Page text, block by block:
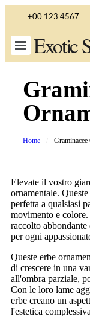
+00 123 4567
Exotic
Home
Elevate il vostro
ornamentale.
perfetta a qualsiasi
movimento e
raccolto
per ogni
Queste erbe
di crescere in una
all'ombra parziale,
Con le loro lame
erbe creano un
l'estetica